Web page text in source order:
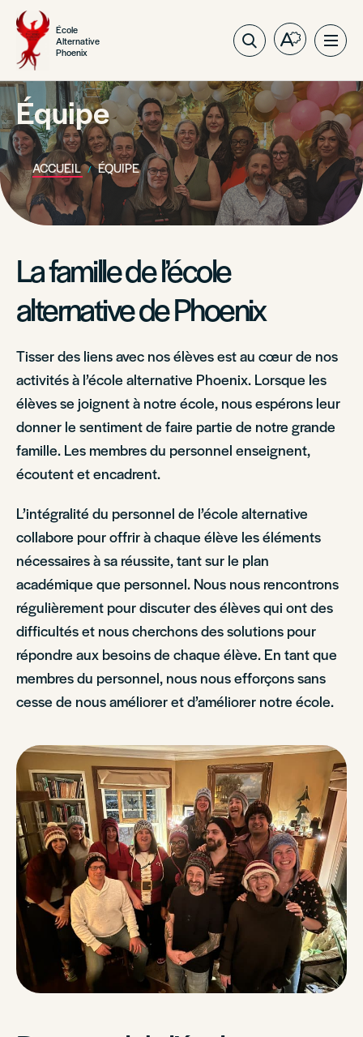
École
Alternative
Phoenix
Ouvrez
barre
d'outils du
site
Équipe
ACCUEIL ÉQUIPE
La famille de l’école
alternative de Phoenix
Tisser des liens avec nos élèves est au cœur de nos
activités à l’école alternative Phoenix. Lorsque les
élèves se joignent à notre école, nous espérons leur
donner le sentiment de faire partie de notre grande
famille. Les membres du personnel enseignent,
écoutent et encadrent.
L’intégralité du personnel de l’école alternative
collabore pour offrir à chaque élève les éléments
nécessaires à sa réussite, tant sur le plan
académique que personnel. Nous nous rencontrons
régulièrement pour discuter des élèves qui ont des
difficultés et nous cherchons des solutions pour
répondre aux besoins de chaque élève. En tant que
membres du personnel, nous nous efforçons sans
cesse de nous améliorer et d’améliorer notre école.